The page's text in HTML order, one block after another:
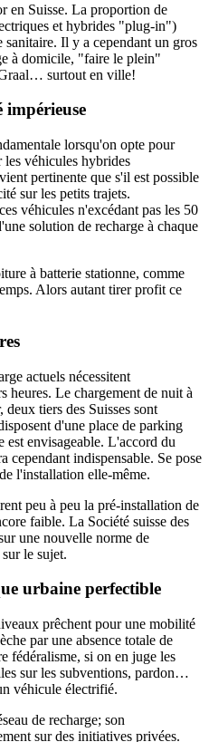
en Suisse. La proportion de
et hybrides "plug-in")
sanitaire. Il y a cependant un gros
à domicile, "faire le plein"
surtout en ville!
impérieuse
lorsqu'on opte pour
véhicules hybrides
pertinente que s'il est possible
sur les petits trajets.
véhicules n'excédant pas les 50
solution de recharge à chaque
à batterie stationne, comme
Alors autant tirer profit ce
actuels nécessitent
heures. Le chargement de nuit à
tiers des Suisses sont
d'une place de parking
envisageable. L'accord du
cependant indispensable. Se pose
l'installation elle-même.
peu à peu la pré-installation de
faible. La Société suisse des
une nouvelle norme de
le sujet.
urbaine perfectible
prêchent pour une mobilité
par une absence totale de
fédéralisme, si on en juge les
sur les subventions, pardon…
véhicule électrifié.
de recharge; son
sur des initiatives privées.